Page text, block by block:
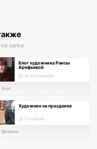
папке
Блог художника Раисы
Арефьевой
45 публикаций
Блог
Художник на празднике
5 позиций
Витрина